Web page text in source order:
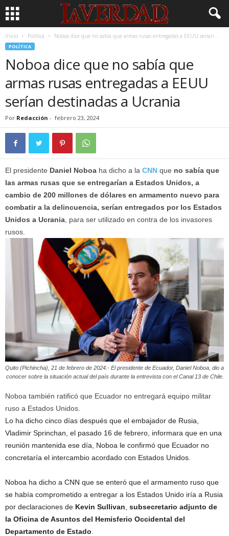
Inicio Política Noboa dice que no sabía que armas rusas entregadas a EEUU serían...
POLÍTICA
Noboa dice que no sabía que
armas rusas entregadas a EEUU
serían destinadas a Ucrania
Por Redacción - febrero 23, 2024
El presidente Daniel Noboa ha dicho a la CNN que no sabía que
las armas rusas que se entregarían a Estados Unidos, a
cambio de 200 millones de dólares en armamento nuevo para
combatir a la delincuencia, serían entregados por los Estados
Unidos a Ucrania , para ser utilizado en contra de los invasores
rusos.
Quito (Pichincha), 21 de febrero de 2024.- El presidente de Ecuador, Daniel Noboa, dio a
conocer sobre la situación actual del país durante la entrevista con el Canal 13 de Chile.
Noboa también ratificó que Ecuador no entregará equipo militar
ruso a Estados Unidos.
Lo ha dicho cinco días después que el embajador de Rusia,
Vladimir Sprinchan, el pasado 16 de febrero, informara que en una
reunión mantenida ese día, Noboa le confirmó que Ecuador no
concretaría el intercambio acordado con Estados Unidos.
Noboa ha dicho a CNN que se enteró que el armamento ruso que
se había comprometido a entregar a los Estados Unido iría a Rusia
por declaraciones de Kevin Sullivan subsecretario adjunto de
la Oficina de Asuntos del Hemisferio Occidental del
Departamento de Estado